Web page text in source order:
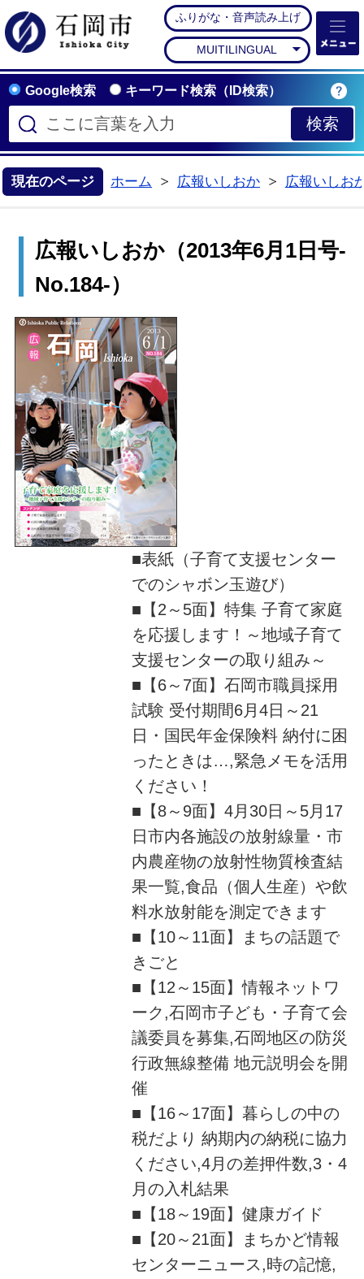
石岡市公式ホームペー
ふりがな・音声読み上げ
MUITILINGUAL
Google検索 キーワード検索（ID検索）
現在のページ ホーム
広報いしおか
広報いしお
広報いしおか（2013年6月1日号-
No.184-）
■表紙（子育て支援センター
でのシャボン玉遊び）
■【2～5面】特集 子育て家庭
を応援します！～地域子育て
支援センターの取り組み～
■【6～7面】石岡市職員採用
試験 受付期間6月4日～21
日・国民年金保険料 納付に困
ったときは…,緊急メモを活用
ください！
■【8～9面】4月30日～5月17
日市内各施設の放射線量・市
内農産物の放射性物質検査結
果一覧,食品（個人生産）や飲
料水放射能を測定できます
■【10～11面】まちの話題で
きごと
■【12～15面】情報ネットワ
ーク,石岡市子ども・子育て会
議委員を募集,石岡地区の防災
行政無線整備 地元説明会を開
催
■【16～17面】暮らしの中の
税だより 納期内の納税に協力
ください,4月の差押件数,3・4
月の入札結果
■【18～19面】健康ガイド
■【20～21面】まちかど情報
センターニュース,時の記憶,